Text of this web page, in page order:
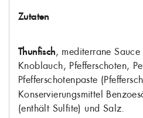
Zutaten
Thunfisch, mediterrane
Knoblauch, Pfefferschoten,
Pfefferschotenpaste
Konservierungsmittel
(enthält Sulfite) und Salz.